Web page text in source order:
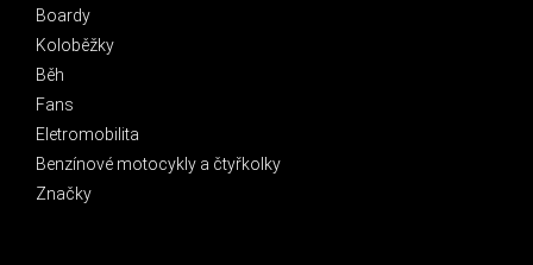
Boardy
Koloběžky
Běh
Fans
Eletromobilita
Benzínové motocykly a čtyřkolky
Značky